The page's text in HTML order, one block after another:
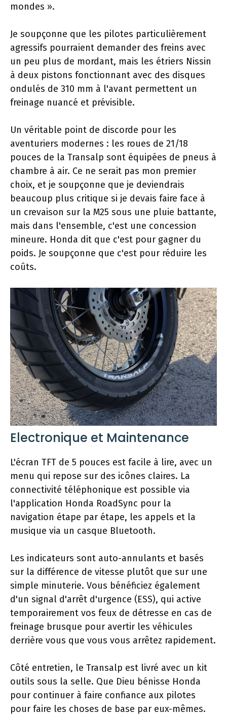
mondes ».
Je soupçonne que les pilotes particulièrement
agressifs pourraient demander des freins avec
un peu plus de mordant, mais les étriers Nissin
à deux pistons fonctionnant avec des disques
ondulés de 310 mm à l'avant permettent un
freinage nuancé et prévisible.
Un véritable point de discorde pour les
aventuriers modernes : les roues de 21/18
pouces de la Transalp sont équipées de pneus à
chambre à air. Ce ne serait pas mon premier
choix, et je soupçonne que je deviendrais
beaucoup plus critique si je devais faire face à
un crevaison sur la M25 sous une pluie battante,
mais dans l'ensemble, c'est une concession
mineure. Honda dit que c'est pour gagner du
poids. Je soupçonne que c'est pour réduire les
coûts.
Electronique et Maintenance
L'écran TFT de 5 pouces est facile à lire, avec un
menu qui repose sur des icônes claires. La
connectivité téléphonique est possible via
l'application Honda RoadSync pour la
navigation étape par étape, les appels et la
musique via un casque Bluetooth.
Les indicateurs sont auto-annulants et basés
sur la différence de vitesse plutôt que sur une
simple minuterie. Vous bénéficiez également
d'un signal d'arrêt d'urgence (ESS), qui active
temporairement vos feux de détresse en cas de
freinage brusque pour avertir les véhicules
derrière vous que vous vous arrêtez rapidement.
Côté entretien, le Transalp est livré avec un kit
outils sous la selle. Que Dieu bénisse Honda
pour continuer à faire confiance aux pilotes
pour faire les choses de base par eux-mêmes.